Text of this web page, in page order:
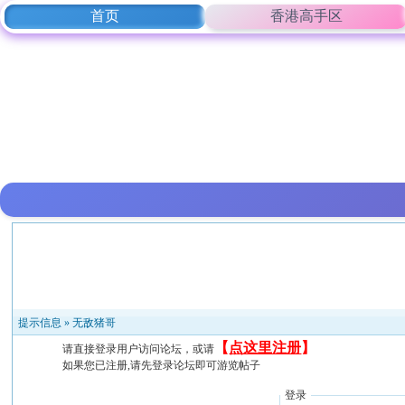
首页 香港高手区
提示信息 »无敌猪哥
请直接登录用户访问论坛，或请 【 点这里注册】
如果您已注册,请先登录论坛即可游览帖子
登录